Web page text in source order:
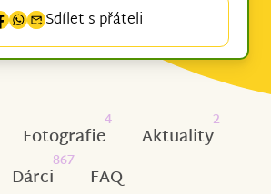
Sdílet s přáteli
Fotografie
4
Aktuality
2
Dárci
867
FAQ